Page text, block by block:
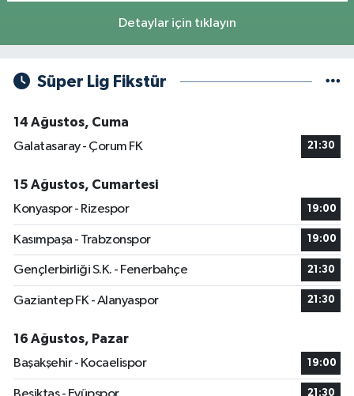
Detaylar için tıklayın
Süper Lig Fikstür
14 Ağustos, Cuma
Galatasaray - Çorum FK
21:30
15 Ağustos, Cumartesi
Konyaspor - Rizespor
19:00
Kasımpaşa - Trabzonspor 19:00
Gençlerbirliği S.K. - Fenerbahçe 21:30
Gaziantep FK - Alanyaspor 21:30
16 Ağustos, Pazar
Başakşehir - Kocaelispor
19:00
21:30